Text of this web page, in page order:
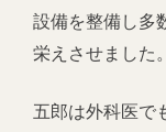
設備を整備し多
栄えさせました
五郎は外科医で